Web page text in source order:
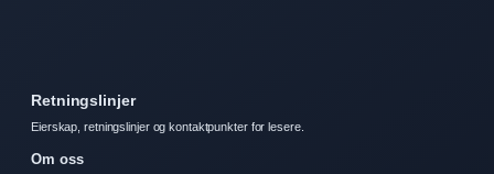
Retningslinjer
Eierskap, retningslinjer og kontaktpunkter for lesere.
Om oss